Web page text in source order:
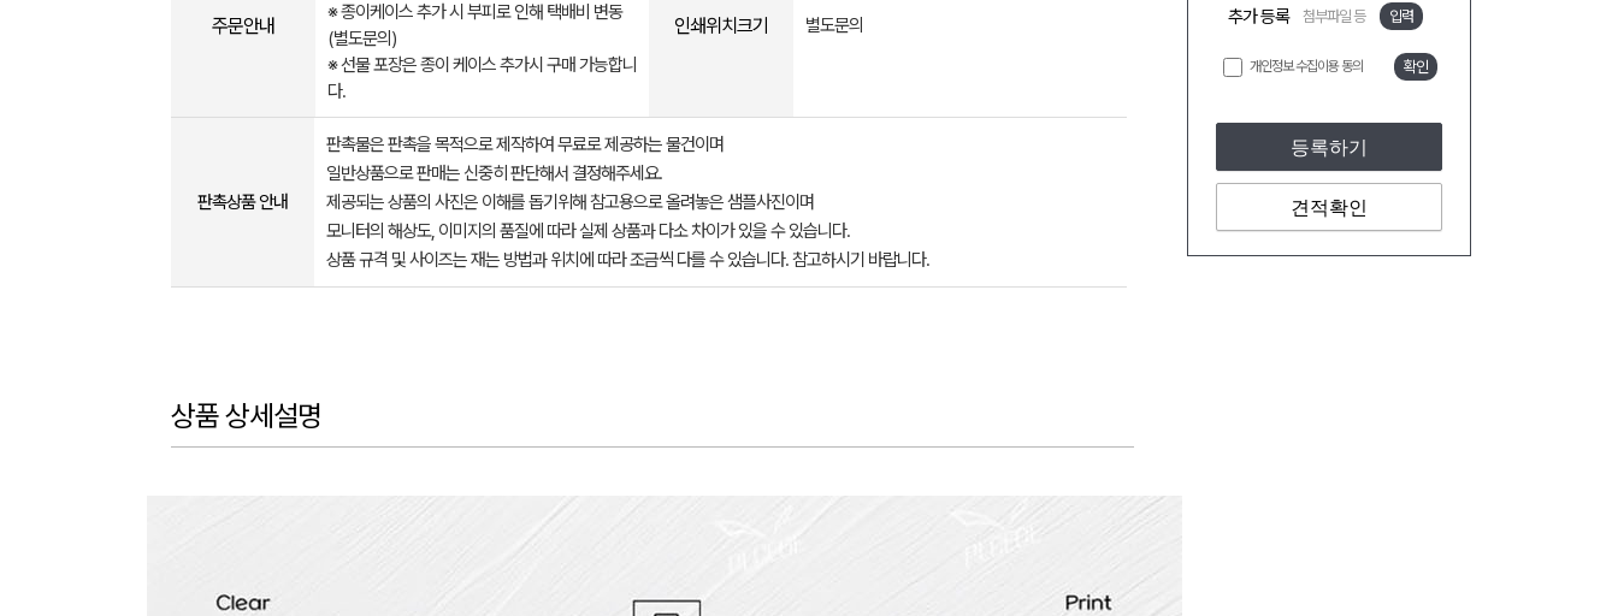
추가 등록 첨부파일 등 입력
개인정보 수집이용 동의 확인
등록하기
견적확인
주문안내
※ 종이케이스 추가 시 부피로 인해 택배비 변동
(별도문의)
※ 선물 포장은 종이 케이스 추가시 구매 가능합니
다.
인쇄위치크기 별도문의
판촉상품 안내
판촉물은 판촉을 목적으로 제작하여 무료로 제공하는 물건이며
일반상품으로 판매는 신중히 판단해서 결정해주세요.
제공되는 상품의 사진은 이해를 돕기위해 참고용으로 올려놓은 샘플사진이며
모니터의 해상도, 이미지의 품질에 따라 실제 상품과 다소 차이가 있을 수 있습니다.
상품 규격 및 사이즈는 재는 방법과 위치에 따라 조금씩 다를 수 있습니다. 참고하시기 바랍니다.
상품 상세설명